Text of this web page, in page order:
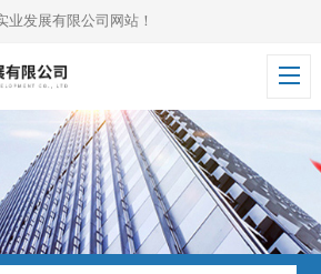
发展有限公司网站！